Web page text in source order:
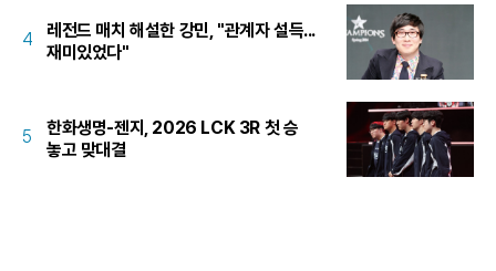
4
레전드 매치 해설한 강민, "관계자 설득...
재미있었다"
5
한화생명-젠지, 2026 LCK 3R 첫 승
놓고 맞대결